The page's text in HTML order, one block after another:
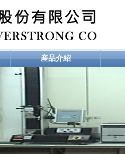
産品介紹